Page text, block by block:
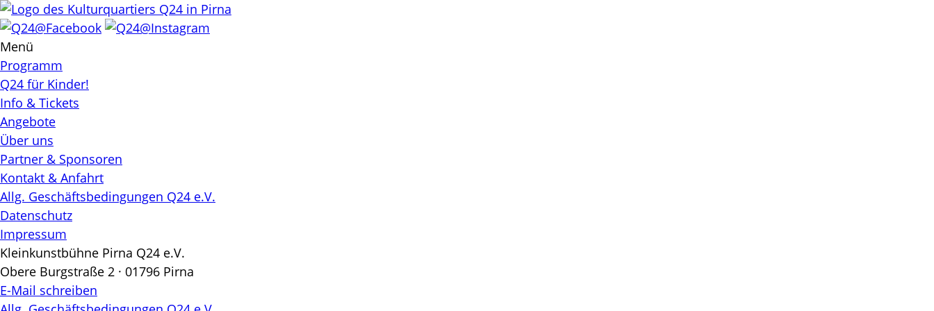
Skip
to
content
Menü
Programm
Q24 für Kinder!
Info & Tickets
Angebote
Über uns
Partner & Sponsoren
Kontakt & Anfahrt
Allg. Geschäftsbedingungen Q24 e.V.
Datenschutz
Impressum
Kleinkunstbühne Pirna Q24 e.V.
Obere Burgstraße 2 · 01796 Pirna
E-Mail schreiben